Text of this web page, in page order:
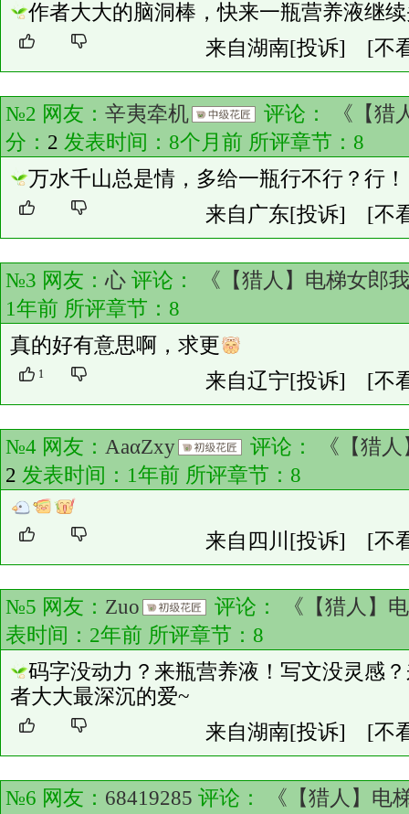
作者大大的脑洞棒，快来一瓶营养液继
来自湖南[投诉] [不
№2 网友： 辛夷牵机 评论：
《【
分： 2 发表时间：8个月前 所评章节： 8
万水千山总是情，多给一瓶行不行？行！
来自广东[投诉] [不
№3 网友： 心 评论：
《【猎人】电梯女郎
1年前 所评章节： 8
真的好有意思啊，求更
1 来自辽宁[投诉] [不
№4 网友： AaαZxy 评论：
《【猎
2 发表时间：1年前 所评章节： 8
来自四川 [投诉] [不
№5 网友： Zuo 评论：
《【猎人】
表时间：2年前 所评章节： 8
码字没动力？来瓶营养液！写文没灵感
者大大最深沉的爱~
来自湖南[投诉] [不
№6 网友： 68419285 评论：
《【猎人】电